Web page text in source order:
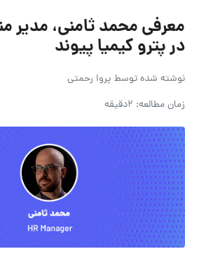
معرفی محمد ثامنی، مدیر
در پترو کیمیا پیوند
نوشته شده توسط پروا رحمتی
زمان مطالعه: 2دقیقه